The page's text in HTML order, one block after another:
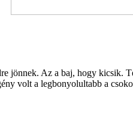
jönnek. Az a baj, hogy kicsik.
volt a legbonyolultabb a